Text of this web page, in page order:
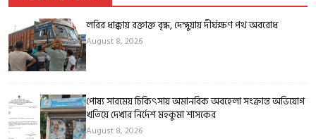
লরির ধাক্কায় রক্তাক্ত বৃদ্ধ, দেন্দুয়ায় দীর্ঘক্ষণ পথ অবরোধ
August 8, 2026
পোষ্য সারমেয় চিকিৎসায় অমানবিক অবহেলা সংক্রান্ত অভিযোগ
খতিয়ে দেখার নির্দেশ মহকুমা শাসকের
August 8, 2026